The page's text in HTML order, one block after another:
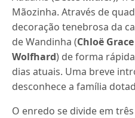
Mãozinha. Através de
decoração tenebrosa da
de Wandinha (Chloë
Wolfhard) de forma
dias atuais. Uma breve
desconhece a família
O enredo se divide em